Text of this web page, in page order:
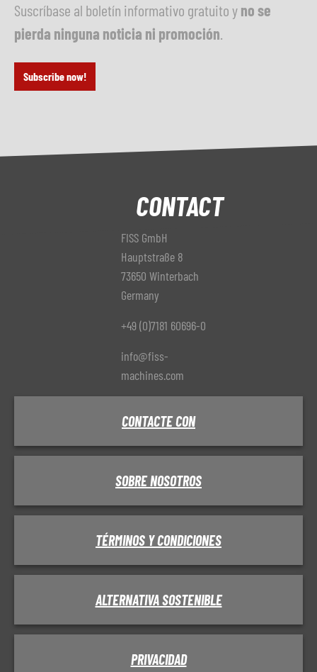
Suscríbase al boletín informativo gratuito yno se
pierda ninguna noticia ni promoción
Subscribe now!
CONTACT
FISS GmbH
Hauptstraße 8
73650 Winterbach
Germany
+49 (0)7181 60696-0
info@fiss-
machines.com
CONTACTE CON
SOBRE NOSOTROS
TÉRMINOS Y CONDICIONES
ALTERNATIVA SOSTENIBLE
PRIVACIDAD